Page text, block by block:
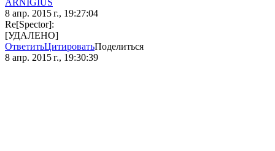
ARNIGIUS
8 апр. 2015 г., 19:27:04
Re[Spector]:
[УДАЛЕНО]
ОтветитьЦитироватьПоделиться
8 апр. 2015 г., 19:30:39